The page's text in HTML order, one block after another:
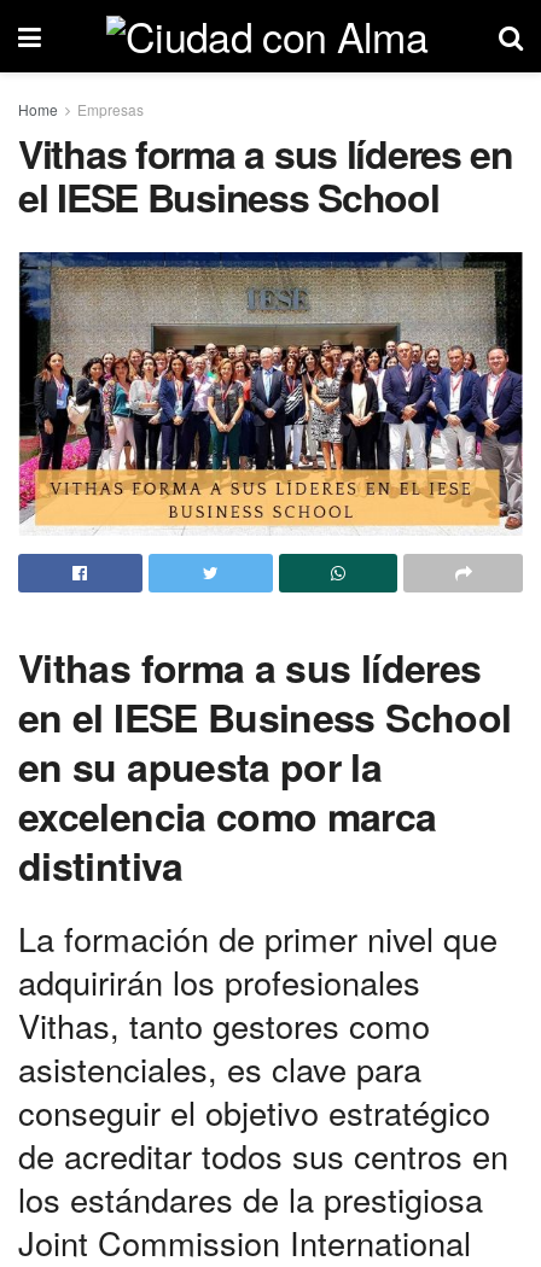
Home Empresas
Vithas forma a sus líderes en
el IESE Business School
Vithas forma a sus líderes
en el IESE Business School
en su apuesta por la
excelencia como marca
distintiva
La formación de primer nivel que
adquirirán los profesionales
Vithas, tanto gestores como
asistenciales, es clave para
conseguir el objetivo estratégico
de acreditar todos sus centros en
los estándares de la prestigiosa
Joint Commission International